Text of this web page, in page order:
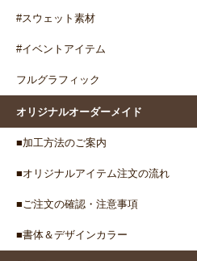
#スウェット素材
#イベントアイテム
フルグラフィック
オリジナルオーダーメイド
■加工方法のご案内
■オリジナルアイテム注文の流れ
■ご注文の確認・注意事項
■書体＆デザインカラー